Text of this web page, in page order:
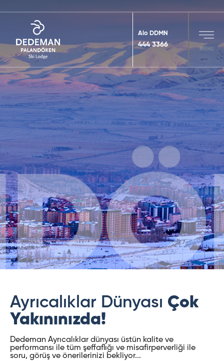
Alo DDMN
444 3366
MENU
Ayrıcalıklar Dünyası Çok
Yakınınızda!
Dedeman Ayrıcalıklar dünyası üstün kalite ve
performansı ile tüm şeffaflığı ve misafirperverliği ile
soru, görüş ve önerilerinizi bekliyor...